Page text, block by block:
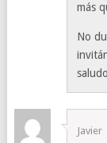
más
No
Javier